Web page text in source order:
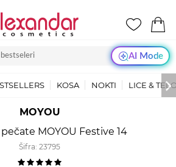
AI Mode
KOSA NOKTI LICE &
MOYOU
MOYOU Festive 14
Šifra: 23795